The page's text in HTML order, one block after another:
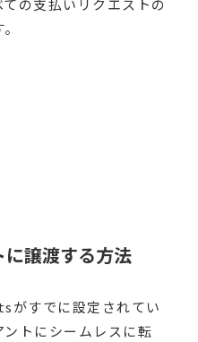
の支払いリクエストの
譲渡する方法
すでに設定されてい
トにシームレスに転